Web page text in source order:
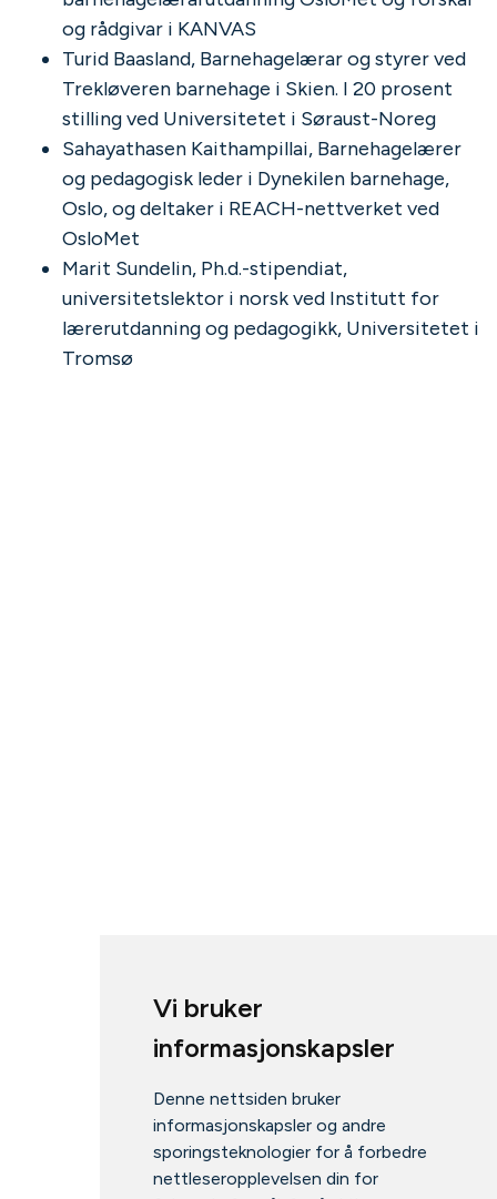
Vi bruker
informasjonskapsler
Denne nettsiden bruker
informasjonskapsler og andre
sporingsteknologier for å forbedre
nettleseropplevelsen din for
og rådgivar i KANVAS
Turid Baasland, Barnehagelærar og styrer ved
Trekløveren barnehage i Skien. I 20 prosent
stilling ved Universitetet i Søraust-Noreg
Sahayathasen Kaithampillai, Barnehagelærer
og pedagogisk leder i Dynekilen barnehage,
Oslo, og deltaker i REACH-nettverket ved
OsloMet
Marit Sundelin, Ph.d.-stipendiat,
universitetslektor i norsk ved Institutt for
lærerutdanning og pedagogikk, Universitetet i
Tromsø